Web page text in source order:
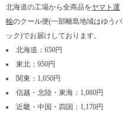
北海道の工場から全商品をヤマト運
輸のクール便(一部離島地域はゆうパ
ック)でお届けしております。
北海道：650円
東北：950円
関東：1,050円
信越・北陸・東海：1,080円
近畿・中国・四国：1,170円